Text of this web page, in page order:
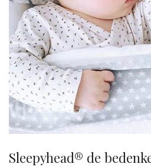
Sleepyhead® de